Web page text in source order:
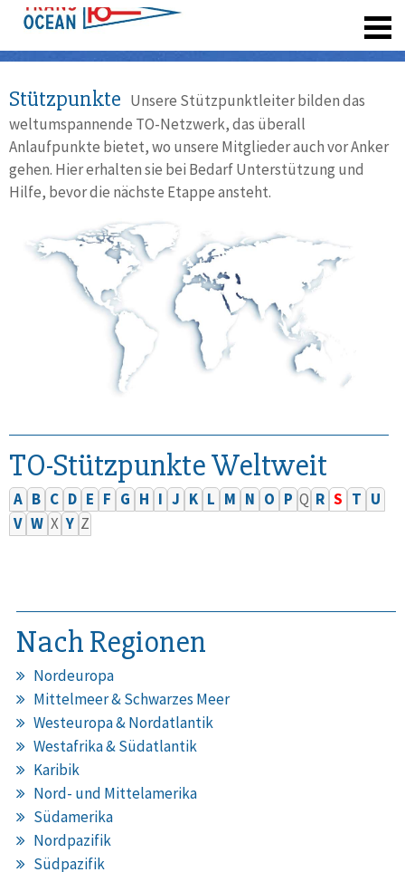
Stützpunkte Unsere Stützpunktleiter bilden das
weltumspannende TO-Netzwerk, das überall
Anlaufpunkte bietet, wo unsere Mitglieder auch vor Anker
gehen. Hier erhalten sie bei Bedarf Unterstützung und
Hilfe, bevor die nächste Etappe ansteht.
TO-Stützpunkte Weltweit
A B C D E F G H I J K L M N O P Q R S T U
V W X Y Z
Nach Regionen
Nordeuropa
Mittelmeer & Schwarzes Meer
Westeuropa & Nordatlantik
Westafrika & Südatlantik
Karibik
Nord- und Mittelamerika
Südamerika
Nordpazifik
Südpazifik